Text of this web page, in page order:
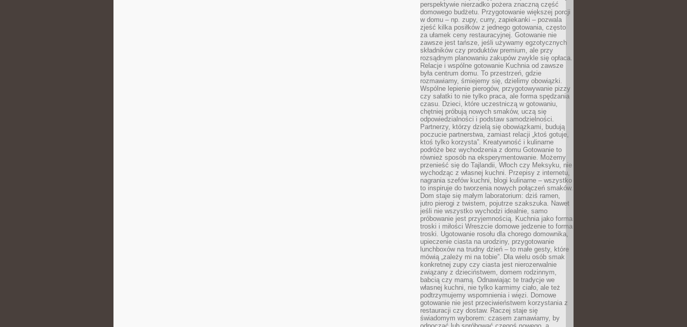
perspektywie nierzadko pożera znaczną część
domowego budżetu. Przygotowanie większej porcji
w domu – np. zupy, curry, zapiekanki – pozwala
zjeść kilka posiłków z jednego gotowania, często
za ułamek ceny restauracyjnej. Gotowanie nie
zawsze jest tańsze, jeśli używamy egzotycznych
składników czy produktów premium, ale przy
rozsądnym planowaniu zakupów zwykle się opłaca.
Relacje i wspólne gotowanie Kuchnia od zawsze
była centrum domu. To przestrzeń, gdzie
rozmawiamy, śmiejemy się, dzielimy obowiązki.
Wspólne lepienie pierogów, przygotowywanie pizzy
czy sałatki to nie tylko praca, ale forma spędzania
czasu. Dzieci, które uczestniczą w gotowaniu,
chętniej próbują nowych smaków, uczą się
odpowiedzialności i podstaw samodzielności.
Partnerzy, którzy dzielą się obowiązkami, budują
poczucie partnerstwa, zamiast relacji „ktoś gotuje,
ktoś tylko korzysta”. Kreatywność i kulinarne
podróże bez wychodzenia z domu Gotowanie to
również sposób na eksperymentowanie. Możemy
przenieść się do Tajlandii, Włoch czy Meksyku, nie
wychodząc z własnej kuchni. Przepisy z internetu,
nagrania szefów kuchni, blogi kulinarne – wszystko
to inspiruje do tworzenia nowych połączeń smaków.
Dom staje się małym laboratorium: dziś ramen,
jutro pierogi z twistem, pojutrze szakszuka. Nawet
jeśli nie wszystko wychodzi idealnie, samo
próbowanie jest przyjemnością. Kuchnia jako forma
troski i miłości Wreszcie domowe jedzenie to forma
troski. Ugotowanie rosołu dla chorego domownika,
upieczenie ciasta na urodziny, przygotowanie
lunchboxów na trudny dzień – to małe gesty, które
mówią „zależy mi na tobie”. Dla wielu osób smak
konkretnej zupy czy ciasta jest nierozerwalnie
związany z dzieciństwem, domem rodzinnym,
babcią czy mamą. Odnawiając te tradycje we
własnej kuchni, nie tylko karmimy ciało, ale też
podtrzymujemy wspomnienia i więzi. Domowe
gotowanie nie jest przeciwieństwem korzystania z
restauracji czy dostaw. Raczej staje się
świadomym wyborem: czasem zamawiamy, by